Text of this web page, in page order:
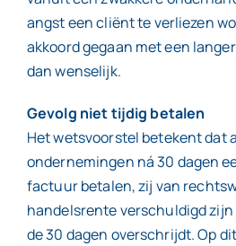
angst een cliënt te verliezen
akkoord gegaan met een
dan wenselijk.
Gevolg niet tijdig betalen
Het wetsvoorstel betekent dat
ondernemingen ná 30 dagen
factuur betalen, zij van
handelsrente verschuldigd
de 30 dagen overschrijdt. Op